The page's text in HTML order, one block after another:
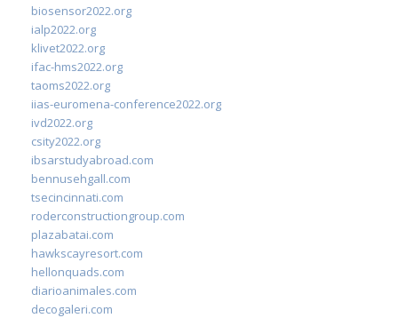
biosensor2022.org
ialp2022.org
klivet2022.org
ifac-hms2022.org
taoms2022.org
iias-euromena-conference2022.org
ivd2022.org
csity2022.org
ibsarstudyabroad.com
bennusehgall.com
tsecincinnati.com
roderconstructiongroup.com
plazabatai.com
hawkscayresort.com
hellonquads.com
diarioanimales.com
decogaleri.com